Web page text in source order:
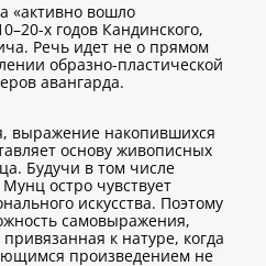
«активно вошло
х годов Кандинского,
Речь идет не о прямом
образно-пластической
авангарда.
выражение накопившихся
основу живописных
Будучи в том числе
остро чувствует
искусства. Поэтому
самовыражения,
к натуре, когда
произведением не